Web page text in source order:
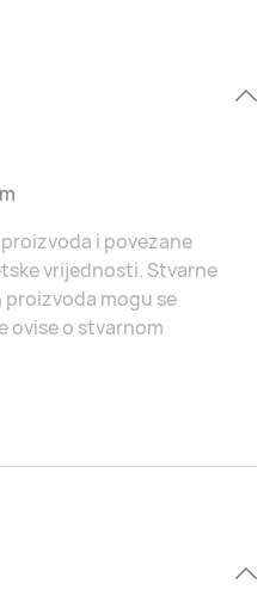
i povezane
vrijednosti. Stvarne
mogu se
ovise o stvarnom